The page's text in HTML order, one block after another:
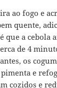
ao fogo e
quente,
que a cebola
de 4
os
e
cozidos e